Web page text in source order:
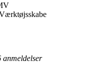
anmeldelser